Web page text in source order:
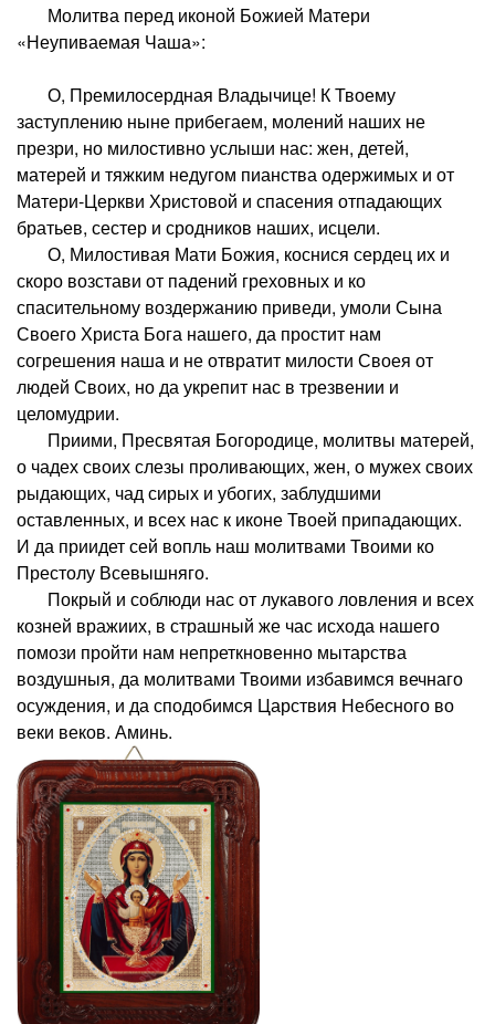
Молитва перед иконой Божией Матери
«Неупиваемая Чаша»:
О, Премилосердная Владычице! К Твоему
заступлению ныне прибегаем, молений наших не
презри, но милостивно услыши нас: жен, детей,
матерей и тяжким недугом пианства одержимых и от
Матери-Церкви Христовой и спасения отпадающих
братьев, сестер и сродников наших, исцели.
О, Милостивая Мати Божия, коснися сердец их и
скоро возстави от падений греховных и ко
спасительному воздержанию приведи, умоли Сына
Своего Христа Бога нашего, да простит нам
согрешения наша и не отвратит милости Своея от
людей Своих, но да укрепит нас в трезвении и
целомудрии.
Приими, Пресвятая Богородице, молитвы матерей,
о чадех своих слезы проливающих, жен, о мужех своих
рыдающих, чад сирых и убогих, заблудшими
оставленных, и всех нас к иконе Твоей припадающих.
И да приидет сей вопль наш молитвами Твоими ко
Престолу Всевышняго.
Покрый и соблюди нас от лукавого ловления и всех
козней вражиих, в страшный же час исхода нашего
помози пройти нам непреткновенно мытарства
воздушныя, да молитвами Твоими избавимся вечнаго
осуждения, и да сподобимся Царствия Небесного во
веки веков. Аминь.